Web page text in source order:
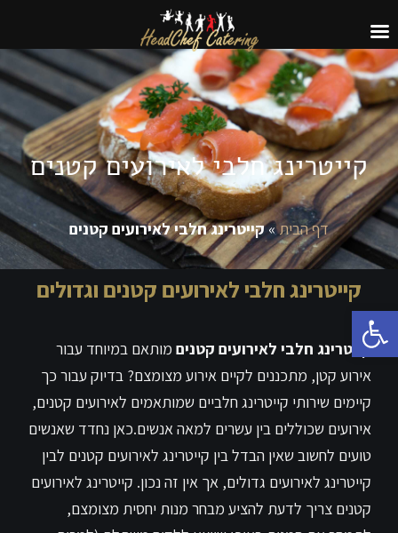
קייטרינג חלבי לאירועים קטנים
דף הבית»קייטרינג חלבי לאירועים קטנים
קייטרינג חלבי לאירועים קטנים וגדולים
קייטרינג חלבי לאירועים קטנים מותאם במיוחד עבור
אירוע קטן, מתכננים לקיים אירוע מצומצם? בדיוק עבור כך
קיימים שירותי קייטרינג חלביים שמותאמים לאירועים קטנים,
אירועים שכוללים בין עשרים למאה אנשים.כאן נחדד שאנשים
טועים לחשוב שאין הבדל בין קייטרינג לאירועים קטנים לבין
קייטרינג לאירועים גדולים, אך אין זה נכון. קייטרינג לאירועים
קטנים צריך לדעת להציע מבחר מנות יחסית מצומצם,
פתח סרגל נגישות